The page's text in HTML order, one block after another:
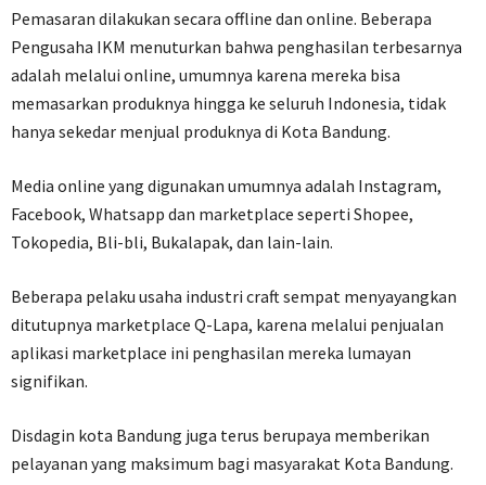
Pemasaran dilakukan secara offline dan online. Beberapa
Pengusaha IKM menuturkan bahwa penghasilan terbesarnya
adalah melalui online, umumnya karena mereka bisa
memasarkan produknya hingga ke seluruh Indonesia, tidak
hanya sekedar menjual produknya di Kota Bandung.
Media online yang digunakan umumnya adalah Instagram,
Facebook, Whatsapp dan marketplace seperti Shopee,
Tokopedia, Bli-bli, Bukalapak, dan lain-lain.
Beberapa pelaku usaha industri craft sempat menyayangkan
ditutupnya marketplace Q-Lapa, karena melalui penjualan
aplikasi marketplace ini penghasilan mereka lumayan
signifikan.
Disdagin kota Bandung juga terus berupaya memberikan
pelayanan yang maksimum bagi masyarakat Kota Bandung.